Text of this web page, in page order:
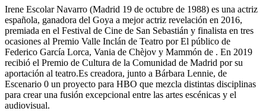
Irene Escolar Navarro (Madrid 19 de octubre de 1988) es una actriz
española, ganadora del Goya a mejor actriz revelación en 2016,
premiada en el Festival de Cine de San Sebastián y finalista en tres
ocasiones al Premio Valle Inclán de Teatro por El público de
Federico García Lorca, Vania de Chèjov y Mammón de . En 2019
recibió el Premio de Cultura de la Comunidad de Madrid por su
aportación al teatro.Es creadora, junto a Bárbara Lennie, de
Escenario 0 un proyecto para HBO que mezcla distintas disciplinas
para crear una fusión excepcional entre las artes escénicas y el
audiovisual. ​